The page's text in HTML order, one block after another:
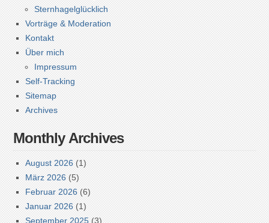
Sternhagelglücklich
Vorträge & Moderation
Kontakt
Über mich
Impressum
Self-Tracking
Sitemap
Archives
Monthly Archives
August 2026 (1)
März 2026 (5)
Februar 2026 (6)
Januar 2026 (1)
September 2025 (3)